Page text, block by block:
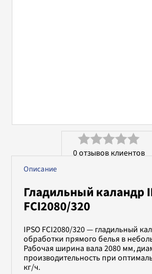
Оценка
из
5
0отзывов клиентов
Описание
Гладильный каландр
FCI2080/320
IPSO FCI2080/320 — гладильный
обработки прямого белья в
Рабочая ширина вала 2080 мм,
производительность при
кг/ч.